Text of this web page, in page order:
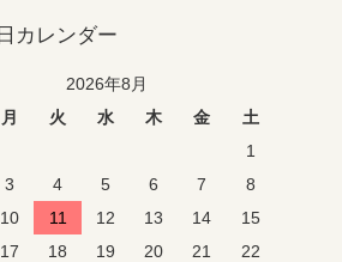
カレンダー
2026年8月
月 火 水 木 金
土
1
3 4 5 6 7
8
10 11 12 13 14
15
17 18 19 20 21 22